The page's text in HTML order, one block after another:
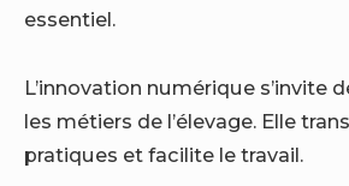
essentiel.
L’innovation numérique s’invite
les métiers de l’élevage. Elle
pratiques et facilite le travail.